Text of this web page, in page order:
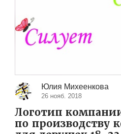
Юлия Михеенкова
26 нояб. 2018
Логотип
по производству